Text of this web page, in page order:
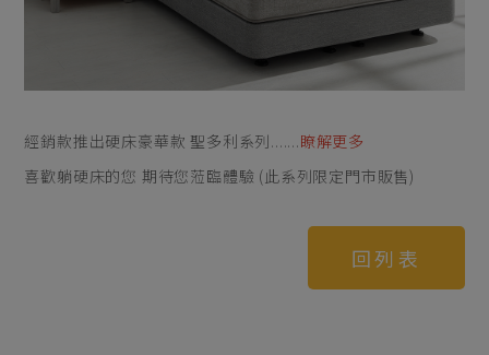
經銷款推出硬床豪華款 聖多利系列.......瞭解更多
喜歡躺硬床的您 期待您蒞臨體驗 (此系列限定門市販售)
回列表